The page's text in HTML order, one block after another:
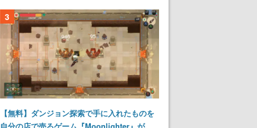
3
【無料】ダンジョン探索で手に入れたものを